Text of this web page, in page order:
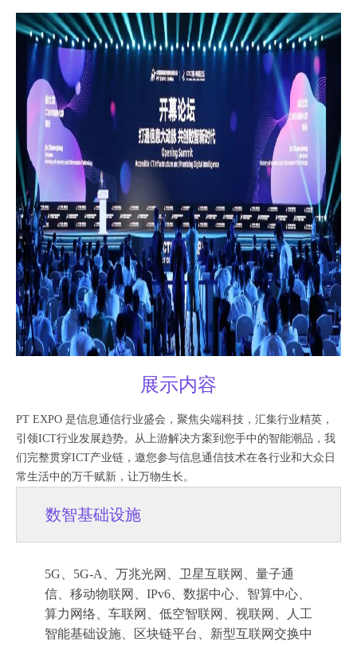
展示内容
PT EXPO 是信息通信行业盛会，聚焦尖端科技，汇集行业精英，
引领ICT行业发展趋势。从上游解决方案到您手中的智能潮品，我
们完整贯穿ICT产业链，邀您参与信息通信技术在各行业和大众日
常生活中的万千赋新，让万物生长。
数智基础设施
5G、5G-A、万兆光网、卫星互联网、量子通
信、移动物联网、IPv6、数据中心、智算中心、
算力网络、车联网、低空智联网、视联网、人工
智能基础设施、区块链平台、新型互联网交换中